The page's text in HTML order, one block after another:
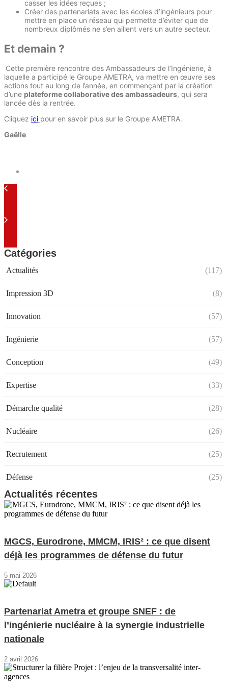
casser les idées reçues ;
Créer des partenariats avec les écoles d’ingénieurs pour
mettre en place un réseau qui permette d’éviter que de
nombreux diplômés ne s’en aillent vers un autre secteur.
Et demain ?
Cette première rencontre des Ambassadeurs de l’Ingénierie, à
laquelle a participé le Groupe AMETRA, va mettre en œuvre ses
actions tout au long de l’année, en commençant par la création
d’une plateforme collaborative des ambassadeurs, qui sera
lancée dès la rentrée.
Cliquez ici pour en savoir plus sur le Groupe AMETRA.
Gaëlle
Catégories
Actualités (117)
Impression 3D (8)
Innovation (57)
Ingénierie (57)
Conception (49)
Expertise (33)
Démarche qualité (28)
Nucléaire (26)
Recrutement (25)
Défense (25)
Actualités récentes
MGCS, Eurodrone, MMCM, IRIS² : ce que disent
déjà les programmes de défense du futur
5 mai 2026
Partenariat Ametra et groupe SNEF : de
l’ingénierie nucléaire à la synergie industrielle
nationale
2 avril 2026